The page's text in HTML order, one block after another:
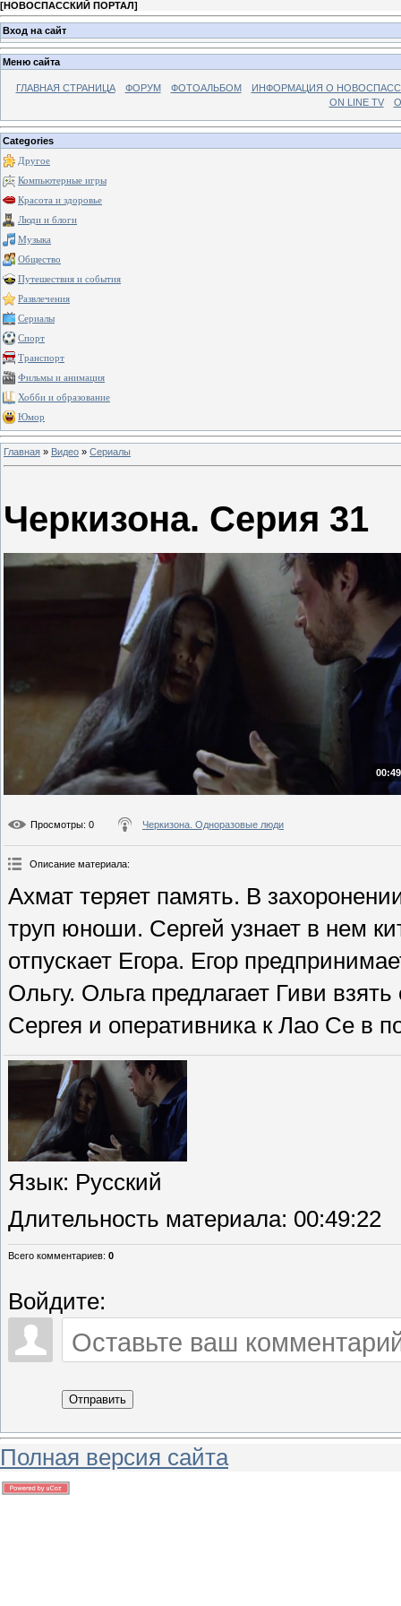
[НОВОСПАССКИЙ ПОРТАЛ]
Вход на сайт
Меню сайта
ГЛАВНАЯ СТРАНИЦА ФОРУМ ФОТОАЛЬБОМ
ИНФОРМАЦИЯ О
ON LINE TV
Categories
Другое
Компьютерные игры
Красота и здоровье
Люди и блоги
Музыка
Общество
Путешествия и события
Развлечения
Сериалы
Спорт
Транспорт
Фильмы и анимация
Хобби и образование
Юмор
Главная » Видео » Сериалы
Черкизона. Серия 31
Просмотры: 0 Черкизона. Одноразовые люди
Описание материала:
Ахмат теряет память. В
труп юноши. Сергей узнает в нем
отпускает Егора. Егор
Ольгу. Ольга предлагает Гиви
Сергея и оперативника к Лао Се в
Язык: Русский
Длительность материала: 00:49:22
Всего комментариев: 0
Войдите:
Отправить
Полная версия сайта